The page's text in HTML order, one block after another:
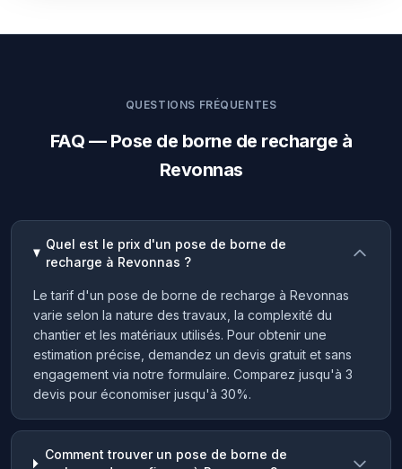
QUESTIONS FRÉQUENTES
FAQ — Pose de borne de recharge à
Revonnas
Quel est le prix d'un pose de borne de
recharge à Revonnas ?
Le tarif d'un pose de borne de recharge à Revonnas
varie selon la nature des travaux, la complexité du
chantier et les matériaux utilisés. Pour obtenir une
estimation précise, demandez un devis gratuit et sans
engagement via notre formulaire. Comparez jusqu'à 3
devis pour économiser jusqu'à 30%.
Comment trouver un pose de borne de